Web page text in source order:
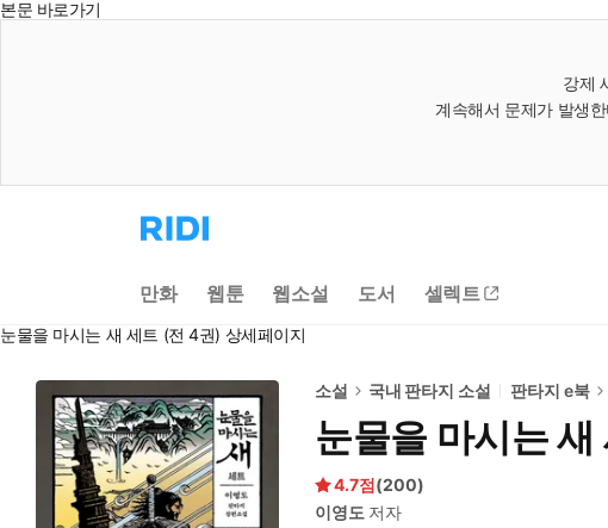
본문 바로가기
강제
계속해서 문제가 발생
리
디
으
로
동
만화 웹툰 웹소설 도서 셀렉트
눈물을 마시는 새 세트 (전 4권) 상세페이지
소설 국내 판타지 소설 판타지 e북
눈물을 마시는
4.7 (200)
이영도 저자